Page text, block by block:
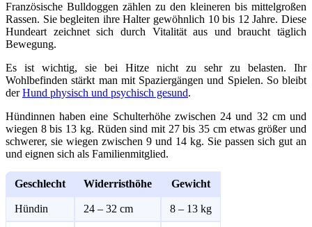
Französische Bulldoggen zählen zu den kleineren bis mittelgroßen
Rassen. Sie begleiten ihre Halter gewöhnlich 10 bis 12 Jahre. Diese
Hundeart zeichnet sich durch Vitalität aus und braucht täglich
Bewegung.
Es ist wichtig, sie bei Hitze nicht zu sehr zu belasten. Ihr
Wohlbefinden stärkt man mit Spaziergängen und Spielen. So bleibt
derHund physisch und psychisch gesund.
Hündinnen haben eine Schulterhöhe zwischen 24 und 32 cm und
wiegen 8 bis 13 kg. Rüden sind mit 27 bis 35 cm etwas größer und
schwerer, sie wiegen zwischen 9 und 14 kg. Sie passen sich gut an
und eignen sich als Familienmitglied.
Geschlecht Widerristhöhe Gewicht
Hündin 24 – 32 cm 8 – 13 kg